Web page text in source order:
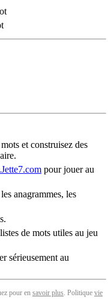
et construisez des
pour jouer au
anagrammes, les
de mots utiles au jeu
sérieusement au
pour en savoir plus. Politique vie